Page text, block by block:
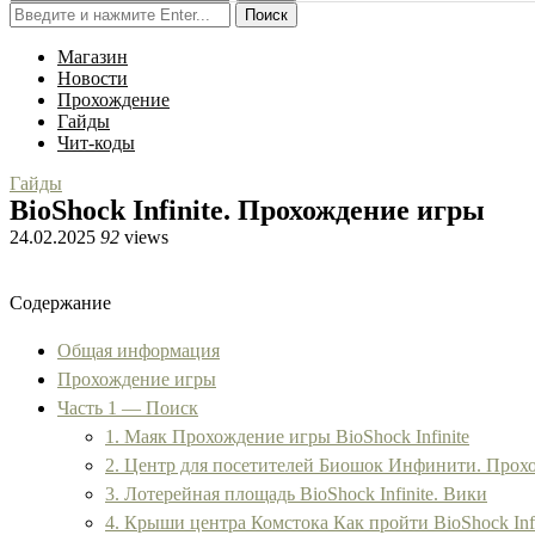
Поиск
Магазин
Новости
Прохождение
Гайды
Чит-коды
Гайды
BioShock Infinite. Прохождение игры
24.02.2025 92 views
Содержание
Общая информация
Прохождение игры
Часть 1 — Поиск
1. Маяк Прохождение игры BioShock Infinite
2. Центр для посетителей Биошок Инфинити.
3. Лотерейная площадь BioShock Infinite. Вики
4. Крыши центра Комстока Как пройти BioShock